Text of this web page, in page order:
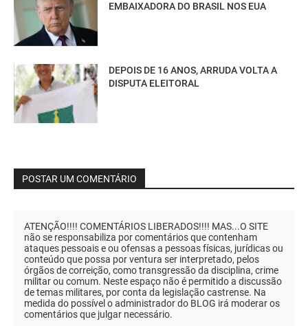
EMBAIXADORA DO BRASIL NOS EUA
DEPOIS DE 16 ANOS, ARRUDA VOLTA A
DISPUTA ELEITORAL
POSTAR UM COMENTÁRIO
ATENÇÃO!!!! COMENTÁRIOS LIBERADOS!!!! MAS...O SITE
não se responsabiliza por comentários que contenham
ataques pessoais e ou ofensas a pessoas físicas, jurídicas ou
conteúdo que possa por ventura ser interpretado, pelos
órgãos de correição, como transgressão da disciplina, crime
militar ou comum. Neste espaço não é permitido a discussão
de temas militares, por conta da legislação castrense. Na
medida do possível o administrador do BLOG irá moderar os
comentários que julgar necessário.